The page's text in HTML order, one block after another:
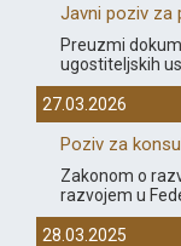
Javni poziv za
Preuzmi
ugostiteljskih
27.03.2026
Poziv za
Zakonom o
razvojem u
28.03.2025